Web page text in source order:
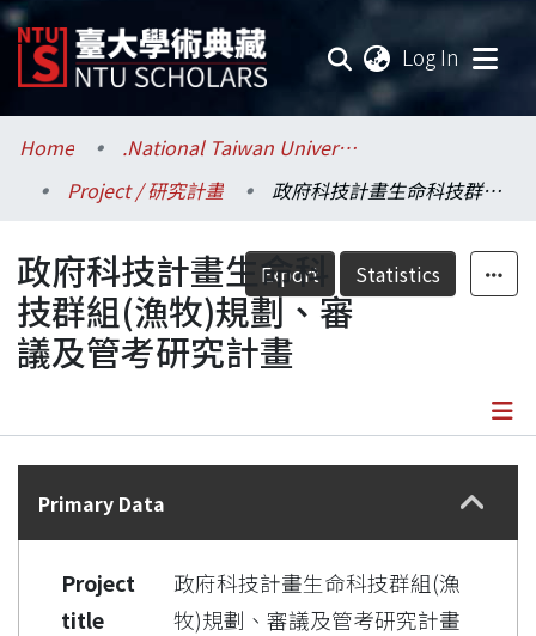
Log In
Communities & Collections
Research Outputs
Fundings & Projects
Researchers
Statistics
Home
.National Taiwan University / 國立臺灣大學
Project / 研究計畫
政府科技計畫生命科技群組(漁牧)規劃、審議及管考研究計畫
Export Statistics
政府科技計畫生命科
技群組(漁牧)規劃、審
議及管考研究計畫
Details
Primary Data
Project
title
政府科技計畫生命科技群組(漁
牧)規劃、審議及管考研究計畫